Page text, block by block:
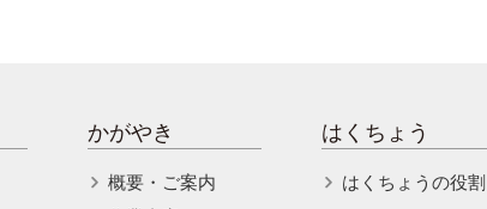
かがやき
概要・ご案内
はくちょう
はくちょうの役割